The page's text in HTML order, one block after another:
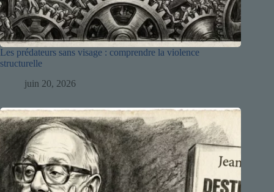
Les prédateurs sans visage : comprendre la violence
structurelle
juin 20, 2026